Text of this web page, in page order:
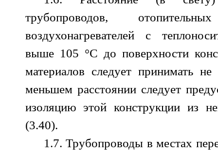
трубопроводов,
воздухонагревателей с
выше 105 °С до поверхности
материалов следует принимать
меньшем расстоянии следует
изоляцию этой конструкции из
(3.40).
1.7. Трубопроводы в местах